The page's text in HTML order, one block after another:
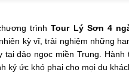
trình Tour Lý Sơn 4
kỳ vĩ, trải nghiệm những
đảo ngọc miền Trung. Hành
ký ức khó phai cho mọi du